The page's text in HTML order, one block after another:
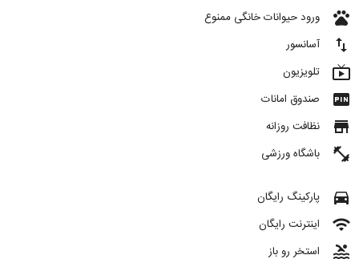
pets
ورود حیوانات خانگی ممنوع
import_export آسانسور
live_tv تلویزیون
fiber_pin صندوق امانات
store نظافت روزانه
fitness_center باشگاه ورزشی
directions_car پارکینگ رایگان
wifi اینترنت رایگان
pool استخر رو باز